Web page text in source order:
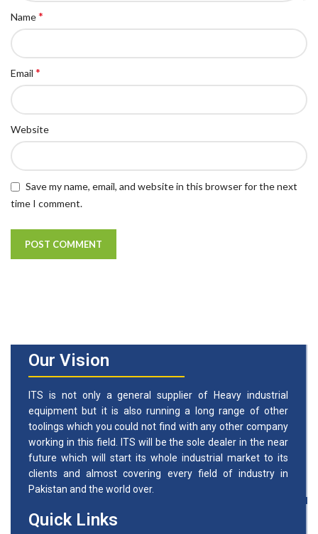
Name*
Email *
Website
Save my name, email, and website in this browser for the next
time I comment.
Our Vision
ITS is not only a general supplier of Heavy industrial
equipment but it is also running a long range of other
toolings which you could not find with any other company
working in this field. ITS will be the sole dealer in the near
future which will start its whole industrial market to its
clients and almost covering every field of industry in
Pakistan and the world over.
Quick Links